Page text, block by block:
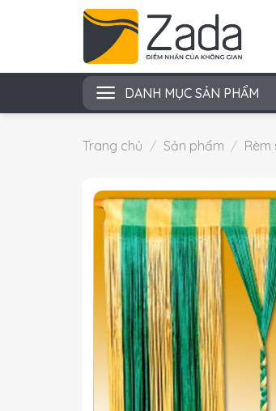
DANH MỤC SẢN PHẨM
Trang chủ / Sản phẩm / Rèm